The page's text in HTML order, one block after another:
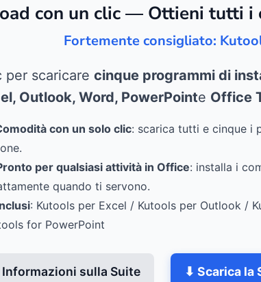
con un clic — Ottieni tutti i
Fortemente consigliato:
per scaricare cinque programmi di
Outlook, Word, PowerPointe Office
con un solo clic: scarica tutti e cinque i
per qualsiasi attività in Office: installa i
quando ti servono.
: Kutools per Excel / Kutools per Outlook /
for PowerPoint
Informazioni sulla Suite ⬇ Scarica la